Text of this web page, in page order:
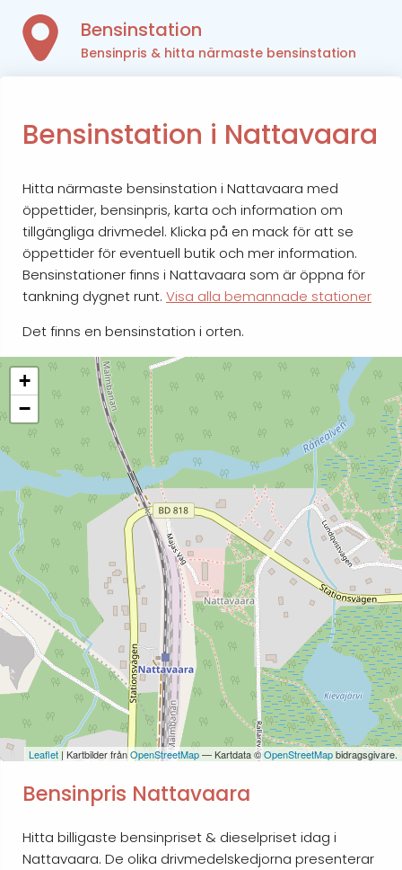
Bensinstation
Bensinpris & hitta närmaste bensinstation
Bensinstation i Nattavaara
Hitta närmaste bensinstation i Nattavaara med
öppettider, bensinpris, karta och information om
tillgängliga drivmedel. Klicka på en mack för att se
öppettider för eventuell butik och mer information.
Bensinstationer finns i Nattavaara som är öppna för
tankning dygnet runt. Visa alla bemannade stationer
Det finns en bensinstation i orten.
+
−
Leaflet | Kartbilder frånOpenStreetMap— Kartdata ©OpenStreetMapbidragsgivare.
Bensinpris Nattavaara
Hitta billigaste bensinpriset & dieselpriset idag i
Nattavaara. De olika drivmedelskedjorna presenterar